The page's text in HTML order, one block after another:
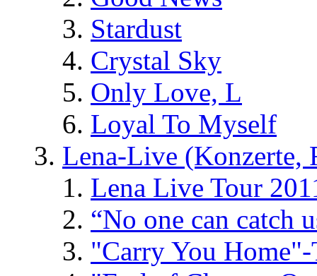
Stardust
Crystal Sky
Only Love, L
Loyal To Myself
Lena-Live (Konzerte,
Lena Live Tour
“No one can catch
"Carry You